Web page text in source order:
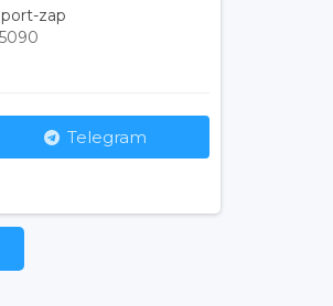
zap
Telegram